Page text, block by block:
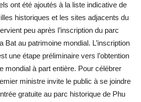
ont été ajoutés à la liste indicative de
historiques et les sites adjacents du
peu après l’inscription du parc
Bat au patrimoine mondial. L’inscription
une étape préliminaire vers l’obtention
mondial à part entière. Pour célébrer
ministre invite le public à se joindre
gratuite au parc historique de Phu